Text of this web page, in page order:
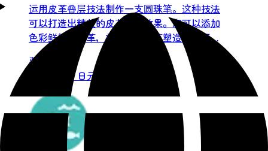
运用皮革叠层技法制作一支圆珠笔。这种技法
可以打造出精美的皮革层叠效果。您可以添加
色彩鲜艳的皮革，并将叠层皮革塑造成易于握
持的笔身。这支圆珠笔采用旋转式设计，您可
以自行更换笔芯。课程所需的所有工具都已在
皮革工作室准备就绪。皮革工艺指导老师将演
示并讲解每个步骤的工具使用方法。您将在本
次体验中学习到的技能包括：・皮革叠层技法
・叠层皮革笔身的抛光 ・圆珠笔组装
费用：
8,000 日元起（含税）